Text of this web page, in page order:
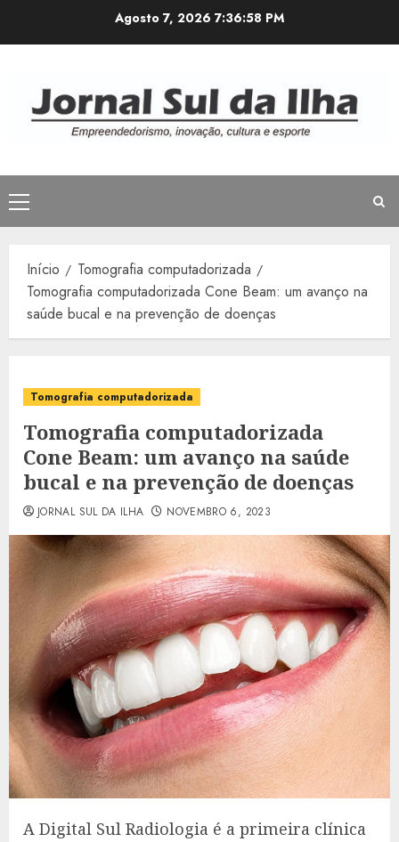
Agosto 7, 2026 7:36:59 PM
Menu
principal
Início
Tomografia computadorizada
Tomografia computadorizada Cone Beam: um avanço na
saúde bucal e na prevenção de doenças
Tomografia computadorizada
Tomografia computadorizada
Cone Beam: um avanço na saúde
bucal e na prevenção de doenças
JORNAL SUL DA ILHA NOVEMBRO 6, 2023
A Digital Sul Radiologia é a primeira clínica